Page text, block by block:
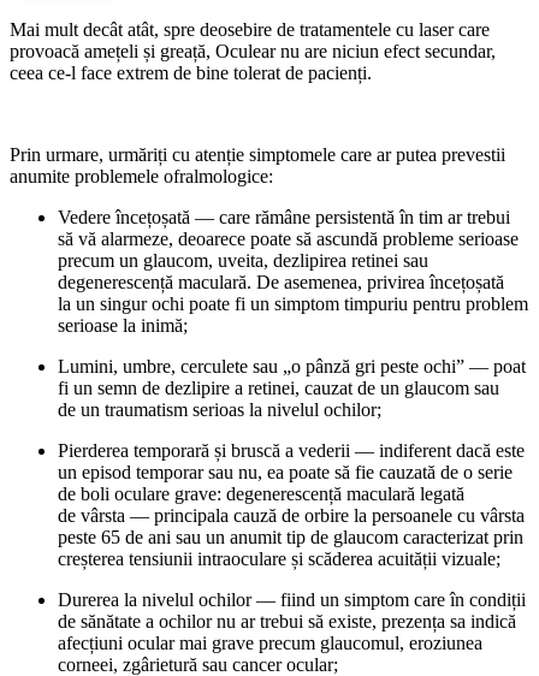
Mai mult decât atât, spre deosebire de tratamentele cu laser care
provoacă amețeli și greață, Oculear nu are niciun efect secundar,
ceea ce-l face extrem de bine tolerat de pacienți.
Prin urmare, urmăriți cu atenție simptomele care ar putea prevestii
anumite problemele ofralmologice:
Vedere încețoșată — care rămâne persistentă în tim ar trebui
să vă alarmeze, deoarece poate să ascundă probleme serioase
precum un glaucom, uveita, dezlipirea retinei sau
degenerescență maculară. De asemenea, privirea încețoșată
la un singur ochi poate fi un simptom timpuriu pentru problem
serioase la inimă;
Lumini, umbre, cerculete sau „o pânză gri peste ochi” — poat
fi un semn de dezlipire a retinei, cauzat de un glaucom sau
de un traumatism serioas la nivelul ochilor;
Pierderea temporară și bruscă a vederii — indiferent dacă este
un episod temporar sau nu, ea poate să fie cauzată de o serie
de boli oculare grave: degenerescență maculară legată
de vârsta — principala cauză de orbire la persoanele cu vârsta
peste 65 de ani sau un anumit tip de glaucom caracterizat prin
creșterea tensiunii intraoculare și scăderea acuității vizuale;
Durerea la nivelul ochilor — fiind un simptom care în condiții
de sănătate a ochilor nu ar trebui să existe, prezența sa indică
afecțiuni ocular mai grave precum glaucomul, eroziunea
corneei, zgârietură sau cancer ocular;